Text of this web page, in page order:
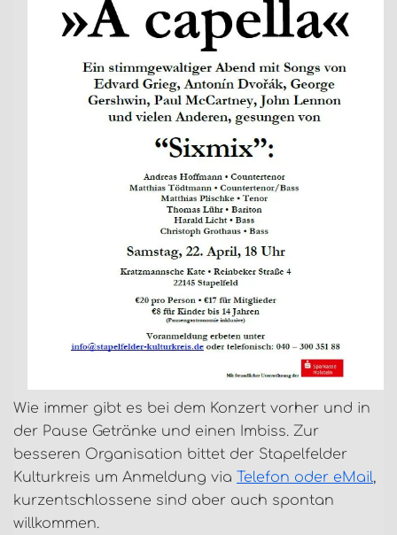
Wie immer gibt es bei dem Konzert vorher und in
der Pause Getränke und einen Imbiss. Zur
besseren Organisation bittet der Stapelfelder
Kulturkreis um Anmeldung via Telefon oder eMail,
kurzentschlossene sind aber auch spontan
willkommen.